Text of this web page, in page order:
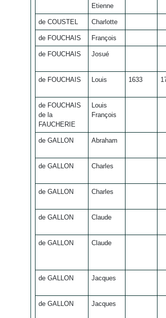
Etienne
de COUSTEL Charlotte
de FOUCHAIS François
de FOUCHAIS Josué
de FOUCHAIS Louis 1633
de FOUCHAIS
de la
FAUCHERIE
Louis
François
de GALLON Abraham
de GALLON Charles
de GALLON Charles
de GALLON Claude
de GALLON Claude
de GALLON Jacques
de GALLON Jacques